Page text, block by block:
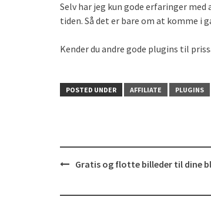
Selv har jeg kun gode erfaringer
tiden. Så det er bare om at komme i
Kender du andre gode plugins til
POSTED UNDER AFFILIATE PLUGINS
PostGratis og flotte billeder til dine